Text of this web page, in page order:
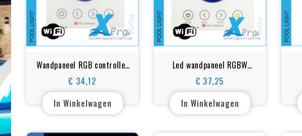
Wandpaneel RGB controller
met meest geavanceerde
PWM
€ 34,12
Prijs
In Winkelwagen
Led wandpaneel RGBW
controller met meest
geavanceerde PWM
€ 37,25
Prijs
In Winkelwagen